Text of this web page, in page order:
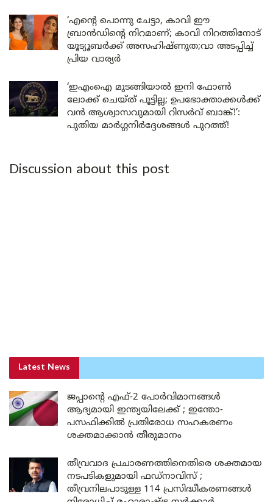
‘എന്റെ പൊന്നു ചേട്ടാ, കാവി ഈ
ബ്രാൻഡിന്റെ നിറമാണ്; കാവി നിറത്തിനോട്
യൂട്യൂബർക്ക് അസഹിഷ്ണുത;വാ അടപ്പിച്ച്
പ്രിയ വാര്യർ
‘ഇഎംഐ മുടങ്ങിയാൽ ഇനി ഫോൺ
ലോക്ക് ചെയ്ത് പൂട്ടില്ല; ഉപഭോക്താക്കൾക്ക്
വൻ ആശ്വാസവുമായി റിസർവ് ബാങ്ക്!’:
പുതിയ മാർഗ്ഗനിർദ്ദേശങ്ങൾ പുറത്ത്!
Discussion about this post
Latest News
ജപ്പാന്റെ എഫ്-2 പോർവിമാനങ്ങൾ
ആദ്യമായി ഇന്ത്യയിലേക്ക് ; ഇന്തോ-
പസഫിക്കിൽ പ്രതിരോധ സഹകരണം
ശക്തമാക്കാൻ തീരുമാനം
തീവ്രവാദ പ്രചാരണത്തിനെതിരെ ശക്തമായ
നടപടികളുമായി ഫഡ്നാവിസ് ;
തീവ്രനിലപാടുള്ള 114 പ്രസിദ്ധീകരണങ്ങൾ